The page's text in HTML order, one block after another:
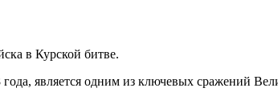
в Курской битве.
является одним из ключевых сражений